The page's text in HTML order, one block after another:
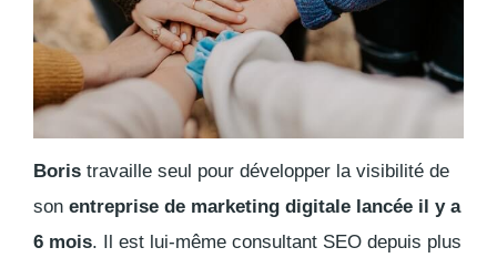
Boris travaille seul pour développer la visibilité de
son entreprise de marketing digitale lancée il y a
6 mois. Il est lui-même consultant SEO depuis plus